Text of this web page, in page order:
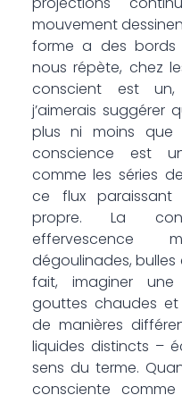
mouvement
forme a des bords
nous répète, chez
conscient est un,
j’aimerais suggérer
plus ni moins
conscience est
comme les séries
ce flux paraissant
propre. La
effervescence
dégoulinades, bulles
fait, imaginer
gouttes chaudes et
de manières
liquides distincts –
sens du terme.
consciente